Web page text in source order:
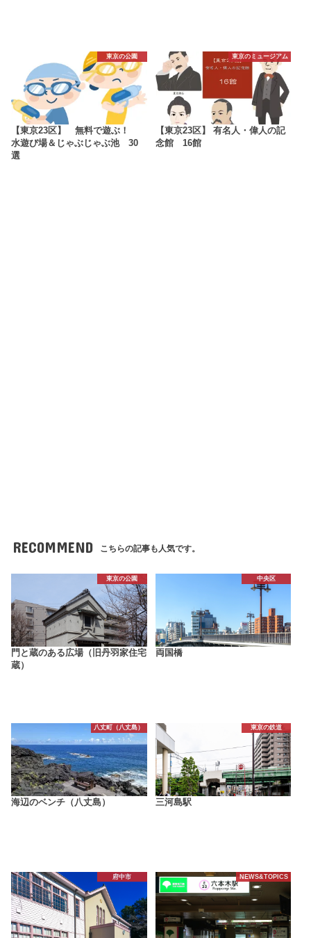
東京の公園
【東京23区】 無料で遊ぶ！
水遊び場＆じゃぶじゃぶ池 30
選
東京のミュージアム
【東京23区】 有名人・偉人の記
念館 16館
RECOMMEND こちらの記事も人気です。
東京の公園
門と蔵のある広場（旧丹羽家住宅
蔵）
中央区
両国橋
八丈町（八丈島）
海辺のベンチ（八丈島）
東京の鉄道
三河島駅
府中市 NEWS&TOPICS